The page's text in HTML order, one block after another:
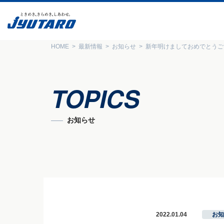
HOME 最新情報 お知らせ 新年明けましておめでとう
TOPICS
お知らせ
2022.01.04 お